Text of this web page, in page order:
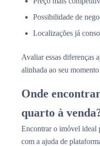
Possibilidade de
Localizações já
Avaliar essas diferenças
alinhada ao seu
Onde
quarto à
Encontrar o imóvel ideal
com a ajuda de